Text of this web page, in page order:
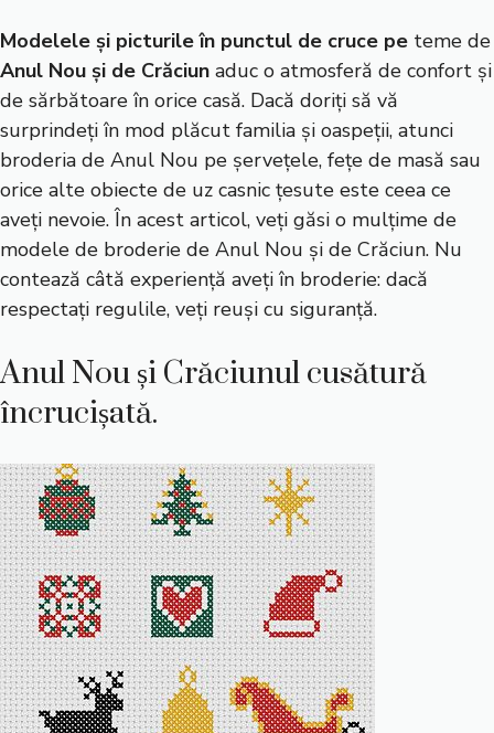
Modelele și picturile în punctul de cruce pe teme de
Anul Nou și de Crăciun aduc o atmosferă de confort și
de sărbătoare în orice casă. Dacă doriți să vă
surprindeți în mod plăcut familia și oaspeții, atunci
broderia de Anul Nou pe șervețele, fețe de masă sau
orice alte obiecte de uz casnic țesute este ceea ce
aveți nevoie. În acest articol, veți găsi o mulțime de
modele de broderie de Anul Nou și de Crăciun. Nu
contează câtă experiență aveți în broderie: dacă
respectați regulile, veți reuși cu siguranță.
Anul Nou și Crăciunul cusătură
încrucișată.